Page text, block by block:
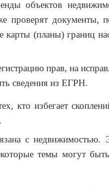
объектов
проверят документы,
карты (планы) границ
прав, на
сведения из ЕГРН.
кто избегает
с недвижимостью.
темы могут